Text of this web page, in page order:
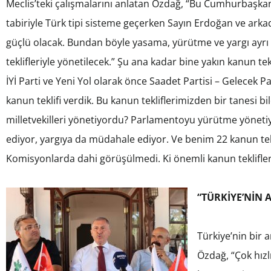
Meclis’teki çalışmalarını anlatan Özdağ, “Bu
tabiriyle Türk tipi sisteme geçerken Sayın Erdoğan ve
güçlü olacak. Bundan böyle yasama, yürütme ve yargı
teklifleriyle yönetilecek.” Şu ana kadar bine yakın kanun
İYİ Parti ve Yeni Yol olarak önce Saadet Partisi – Gelecek
kanun teklifi verdik. Bu kanun tekliflerimizden bir tanesi
milletvekilleri yönetiyordu? Parlamentoyu yürütme
ediyor, yargıya da müdahale ediyor. Ve benim 22 kanun
Komisyonlarda dahi görüşülmedi. Ki önemli kanun
“TÜRKİYE’NİN
Türkiye’nin bir
Özdağ, “Çok